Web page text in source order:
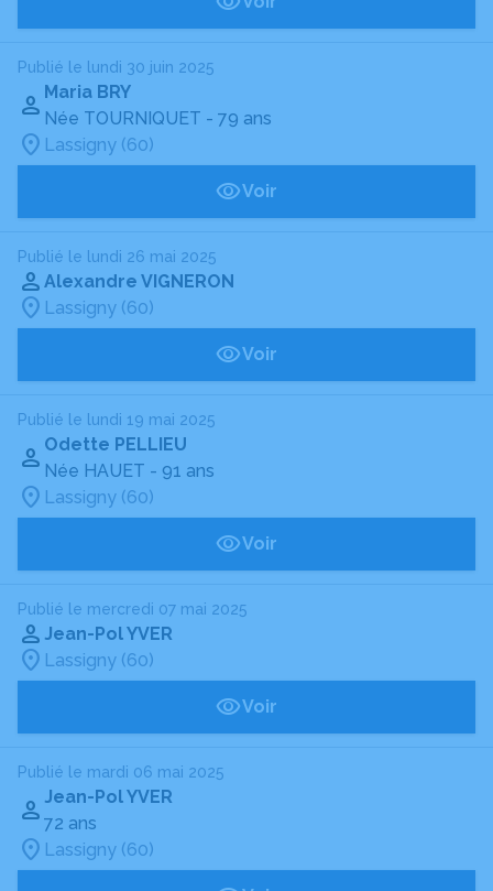
Publié le lundi 30 juin 2025
Maria BRY
Née TOURNIQUET - 79 ans
Lassigny (60)
Voir
Publié le lundi 26 mai 2025
Alexandre VIGNERON
Lassigny (60)
Voir
Publié le lundi 19 mai 2025
Odette PELLIEU
Née HAUET - 91 ans
Lassigny (60)
Voir
Publié le mercredi 07 mai 2025
Jean-Pol YVER
Lassigny (60)
Voir
Publié le mardi 06 mai 2025
Jean-Pol YVER
72 ans
Lassigny (60)